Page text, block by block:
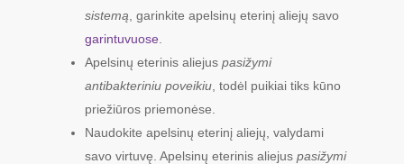
sistemą , garinkite apelsinų eterinį aliejų savo
garintuvuose
Apelsinų eterinis aliejus pasižymi
antibakteriniu poveikiu , todėl puikiai tiks kūno
priežiūros priemonėse.
Naudokite apelsinų eterinį aliejų, valydami
savo virtuvę. Apelsinų eterinis aliejus pasižymi